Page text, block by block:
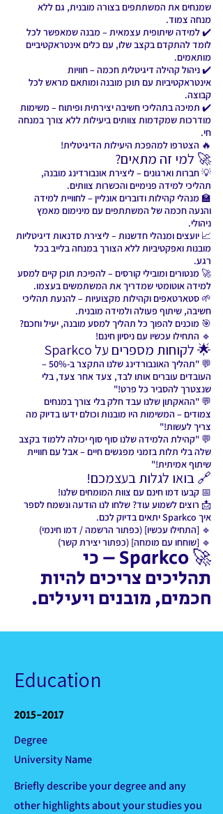
שמנחים את המשתתפים בצורה מובנית, גם ללא
מנחה צמוד.
✔️ למידה שיתופית עצמאית – מבנה שמאפשר לכל
לומד להתקדם בקצב שלו, עם כלים אינטראקטיביים
מותאמים.
✔️ ניהול קהילה דיגיטלית חכמה – חוויות
אינטראקטיביות עם תוכן מובנה ומותאם מראש לכל
קבוצה.
✔️ תמיכה בתהליכי חשיבה יצירתית ופיתוח – משימות
מודרכות שמקדמות צוותים ביעילות ללא צורך במנחה
חי.
🔥 הצטרפו למהפכת היעילות הדיגיטלית!
🚀 למי זה מתאים?
💡 חברות וארגונים – ליצירת אונבורדינג מובנה,
תהליכי למידה פנימיים והכשרות צוותים.
🏫 מנהלי קהילות ודוברים אונליין – לחוויית למידה
והנעה חכמה של המשתתפים עם מינימום מאמץ
ניהולי.
📈 יועצים ומנהלי חדשנות – ליצירת סדנאות דיגיטליות
מובנות ואפקטיביות ללא הצורך במנחה בלייב בכל
רגע.
🚀 מנטורים ומובילי קורסים – להפיכת תוכן קיים למסע
למידה אוטומטי שמדריך את המשתמשים בעצמו.
🌱 סטארטאפים וקהילות מקצועיות – להנעת תהליכי
חשיבה, שיתוף פעולה ולמידה מובנית.
🎯 מוכנים להפוך כל תהליך למסע מובנה, יעיל וחכם?
🔹 התחילו עכשיו עם ניסיון חינם!
🌟 לקוחות מספרים על Sparkco
💬 "תהליך האונבורדינג שלנו התקצר ב-50% –
העובדים עוברים אותו לבד, צעד אחר צעד, בלי
שנצטרך להסביר כל פרט!"
💬 "ההאקתון שלנו עבד חלק בלי צורך במנחים
צמודים – המשימות היו מובנות וכולם ידעו בדיוק מה
צריך לעשות!"
💬 "קהילת הלמידה שלנו סוף סוף יכולה ללמוד בקצב
שלה בלי תלות בזמני מפגשים חיים – אבל עם חוויית
שיתוף אמיתית!"
🔗 בואו לגלות בעצמכם!
📅 קבעו דמו חינם עם צוות המומחים שלנו!
📩 רוצים לשמוע עוד? שלחו לנו הודעה ונשמח לספר
איך Sparkco יתאים בדיוק לכם.
🔹 [התחילו עכשיו] (כפתור הרשמה / דמו חינמי)
🔹 [שוחחו עם מומחה] (כפתור יצירת קשר)
🚀 Sparkco – כי
תהליכים צריכים להיות
חכמים, מובנים ויעילים.
Education
2015-2017
Degree
University Name
Briefly describe your degree and any
other highlights about your studies you